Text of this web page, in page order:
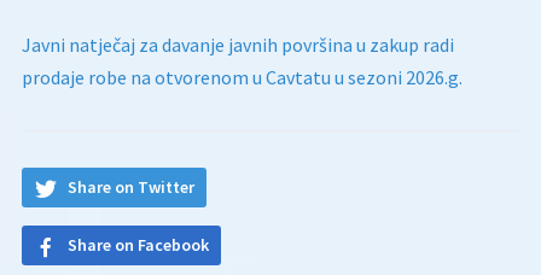
Javni natječaj za davanje javnih površina u zakup radi
prodaje robe na otvorenom u Cavtatu u sezoni 2026.g.
Share on Twitter
Share on Facebook